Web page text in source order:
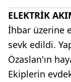
ELEKTRİK
İhbar üzerine
sevk edildi.
Özaslan'ın
Ekiplerin